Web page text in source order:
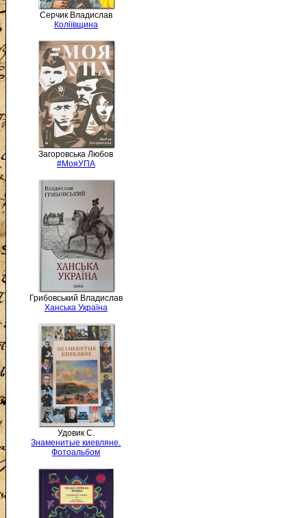
Серчик Владислав
Коліївщина
Загоровська Любов
#МояУПА
Грибовський Владислав
Ханська Україна
Удовик С.
Знаменитые киевляне.
Фотоальбом